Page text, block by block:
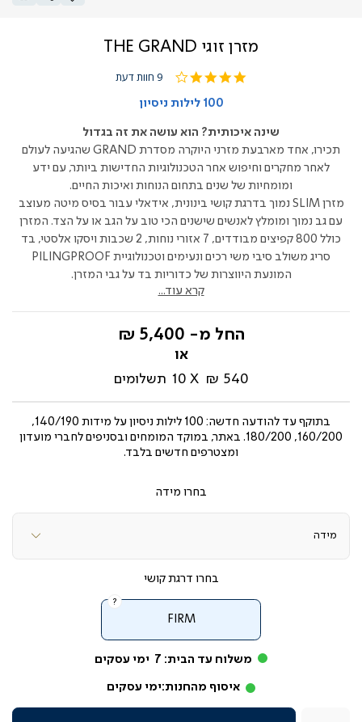
מזרן זוגי THE GRAND
4.2
rating
9 חוות דעת
100 לילות ניסיון
שינה איכותית? הוא עושה את זה בגדול
תכירו, אחד מארבעת מזרני היוקרה מסדרת GRAND שהגיעה לעולם
לאחר מחקרים וחיפוש אחר הטכנולוגיות החדישות ביותר, עם ידע
ומומחיות של שנים בתחום הנוחות ואיכות החיים.
מזרן SLIM נמוך בדרגת קושי בינונית, אידאלי עבור בסיס מיטה מעוצב
עם גב נמוך ומומלץ לאנשים שישנים הכי טוב על הגב או על הצד. המזרן
כולל 800 קפיצים מבודדים, 7 אזורי נוחות, 2 שכבות ויסקו אלסטי, בד
סריג משולב סיבי משי רכים ונעימים וטכנולוגיית PILINGPROOF
המונעת היווצרות של כדוריות בד על גבי המזרן.
קרא עוד...
החל מ- 5,400 ₪
540 ₪
10 תשלומים
בתוקף עד
להודעה חדשה: 100 לילות ניסיון על מידות 140/190,
160/200, 180/200. באתר, במוקד המומחים ובסניפים לחברי מועדון
ומצטרפים חדשים בלבד.
מידה
דרגת קושי
FIRM
משלוח עד הבית: 7 ימי עסקים
איסוף מהחנות:ימי עסקים